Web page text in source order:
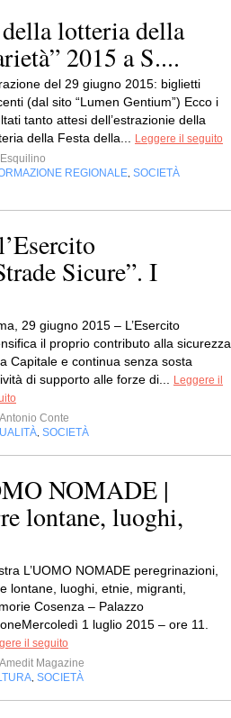
lotteria della
2015 a S....
del 29 giugno 2015: biglietti
(dal sito “Lumen Gentium”) Ecco i
tanto attesi dell’estrazionie della
della Festa della...
Leggere il seguito
Esquilino
REGIONALE SOCIETÀ
Sicure”. I
29 giugno 2015 – L’Esercito
il proprio contributo alla sicurezza
Capitale e continua senza sosta
di supporto alle forze di...
Leggere il
Antonio Conte
SOCIETÀ
NOMADE |
lontane, luoghi,
L’UOMO NOMADE peregrinazioni,
lontane, luoghi, etnie, migranti,
Cosenza – Palazzo
1 luglio 2015 – ore 11.
il seguito
Amedit Magazine
SOCIETÀ